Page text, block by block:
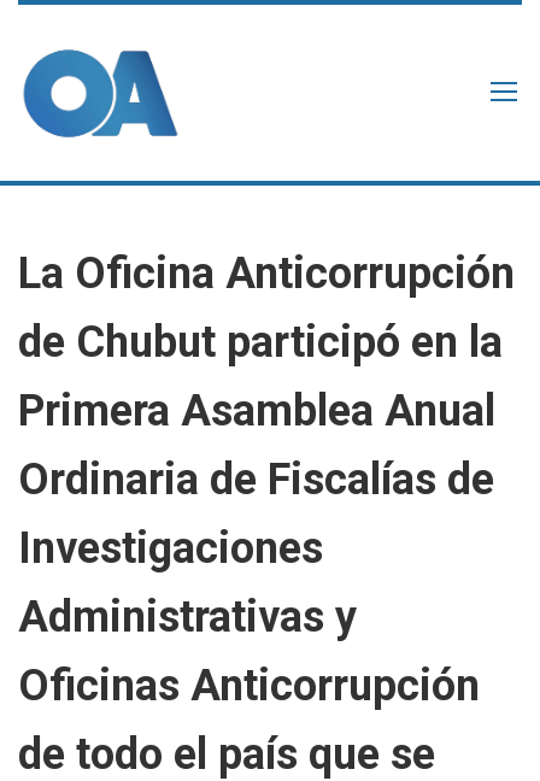
La Oficina Anticorrupción
de Chubut participó en la
Primera Asamblea Anual
Ordinaria de Fiscalías de
Investigaciones
Administrativas y
Oficinas Anticorrupción
de todo el país que se